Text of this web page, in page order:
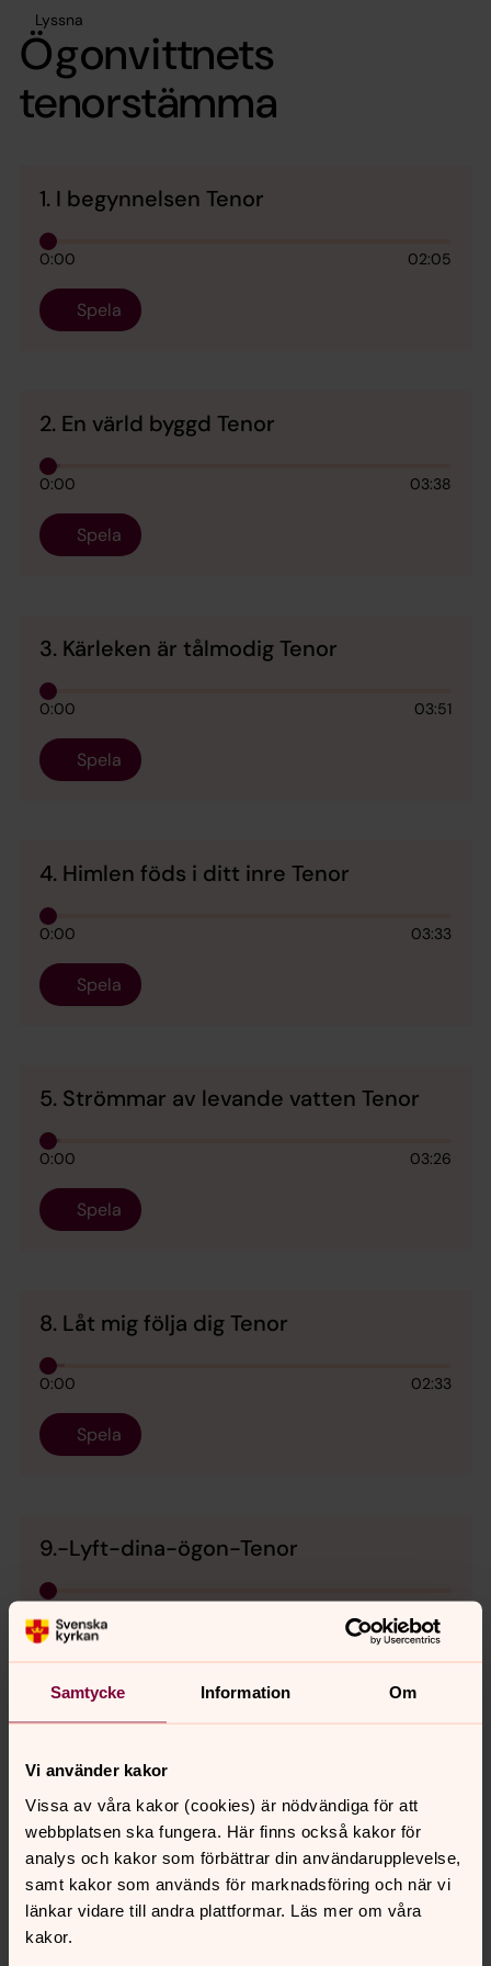
Samtycke Information Om
Vi använder kakor
Vissa av våra kakor (cookies) är nödvändiga för att
webbplatsen ska fungera. Här finns också kakor för
analys och kakor som förbättrar din användarupplevelse,
samt kakor som används för marknadsföring och när vi
länkar vidare till andra plattformar. Läs mer om våra
kakor.
Lyssna
Ögonvittnets
tenorstämma
1. I begynnelsen Tenor
0:00 02:05
Spela
2. En värld byggd Tenor
0:00 03:38
Spela
3. Kärleken är tålmodig Tenor
0:00 03:51
Spela
4. Himlen föds i ditt inre Tenor
0:00 03:33
Spela
5. Strömmar av levande vatten Tenor
0:00 03:26
Spela
8. Låt mig följa dig Tenor
0:00 02:33
Spela
9.-Lyft-dina-ögon-Tenor
0:00 02:24
Spela
10. Tro föder tro Körsatsen Tenor
0:00 00:35
Spela